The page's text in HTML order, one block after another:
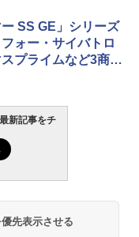
ー SS GE」シリーズ
ォー・サイバトロ
プライムなど3商品
新記事をチ
先表示させる